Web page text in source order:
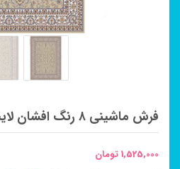
فرش ماشینی ۸ رنگ افشان لایت فیلی ۷۰۰ شانه
1,525,000تومان